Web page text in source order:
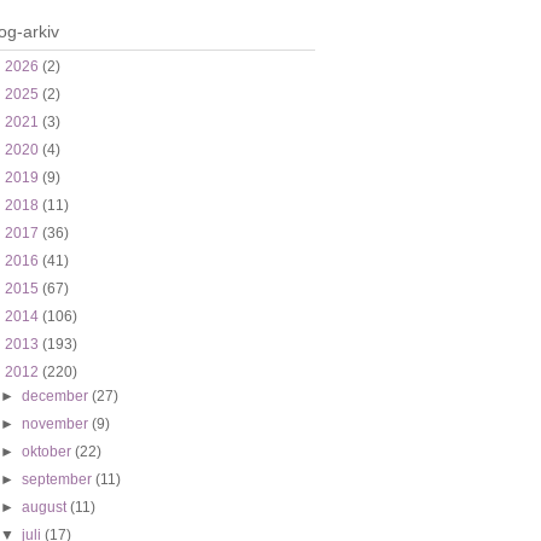
arkiv
2026 (2)
2025 (2)
2021 (3)
2020 (4)
2019 (9)
2018 (11)
2017 (36)
2016 (41)
2015 (67)
2014 (106)
2013 (193)
2012 (220)
►december(27)
►november(9)
►oktober(22)
►september(11)
►august(11)
▼juli(17)